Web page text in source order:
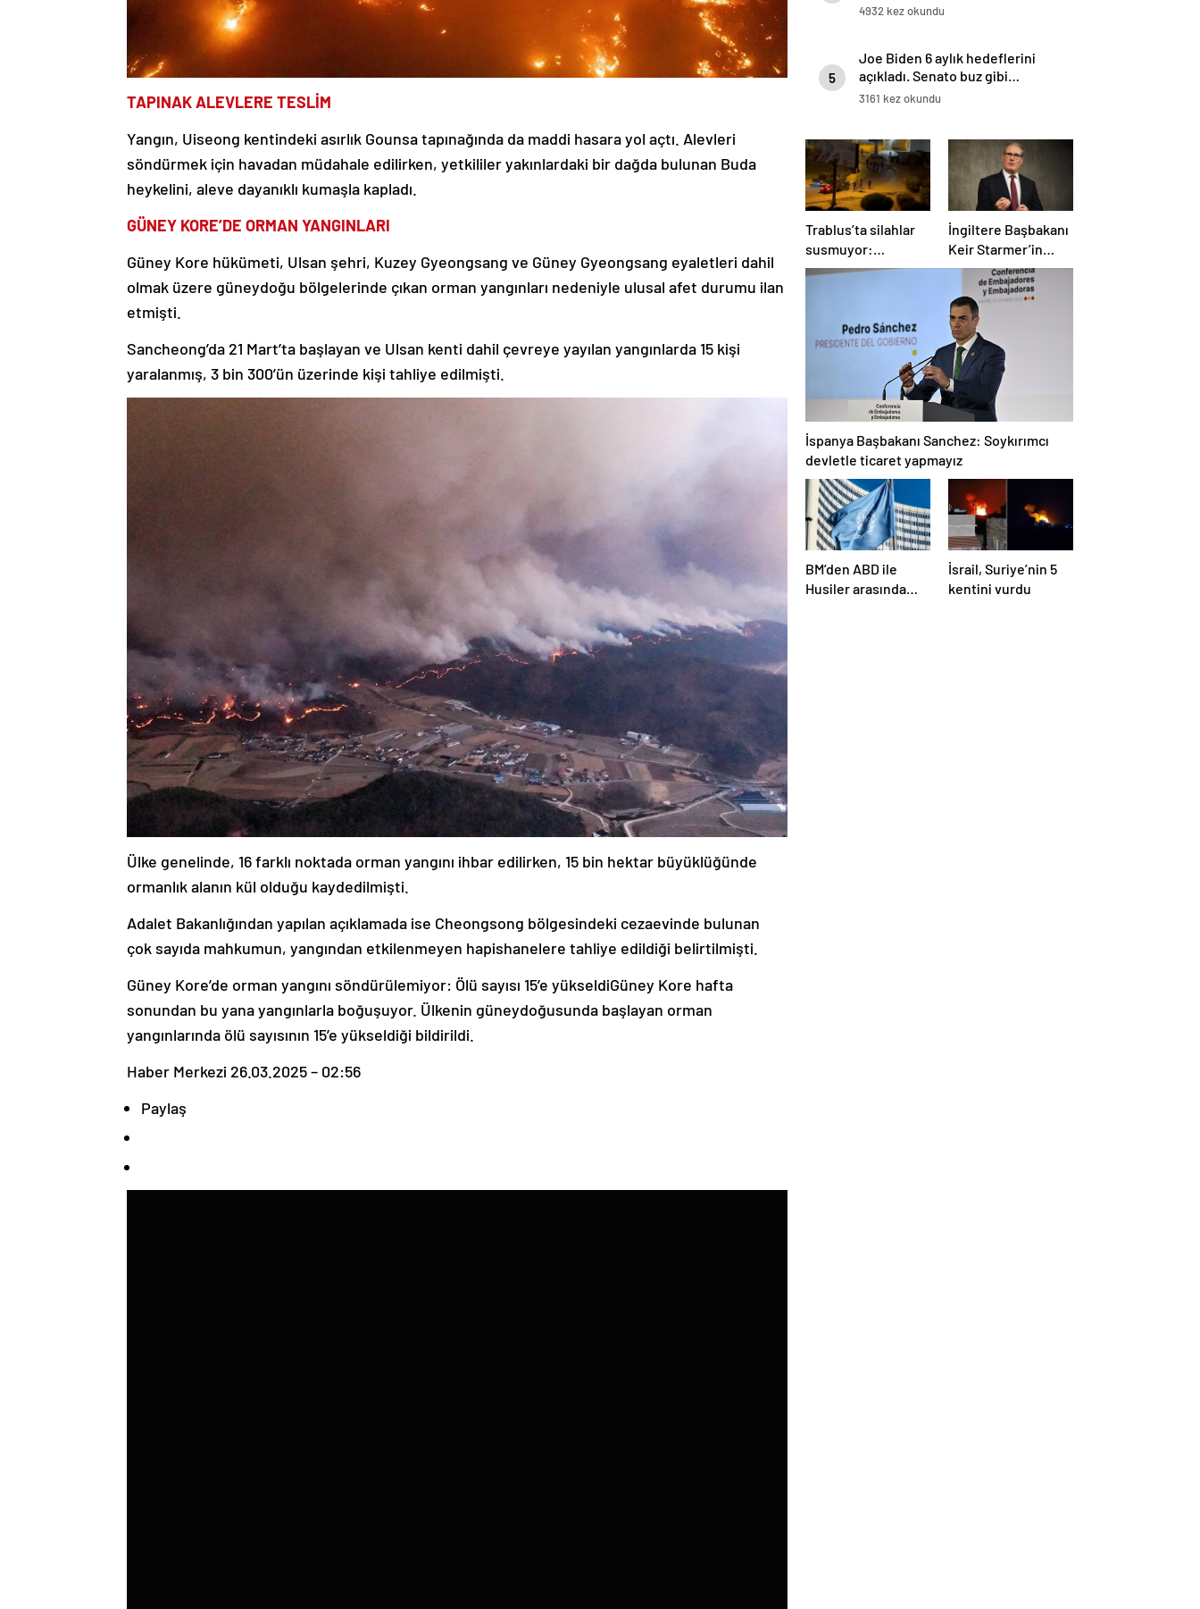
TAPINAK ALEVLERE TESLİM
Yangın, Uiseong kentindeki asırlık Gounsa tapınağında da maddi hasara yol açtı. Alevleri
söndürmek için havadan müdahale edilirken, yetkililer yakınlardaki bir dağda bulunan Buda
heykelini, aleve dayanıklı kumaşla kapladı.
GÜNEY KORE’DE ORMAN YANGINLARI
Güney Kore hükümeti, Ulsan şehri, Kuzey Gyeongsang ve Güney Gyeongsang eyaletleri dahil
olmak üzere güneydoğu bölgelerinde çıkan orman yangınları nedeniyle ulusal afet durumu ilan
etmişti.
Sancheong’da 21 Mart’ta başlayan ve Ulsan kenti dahil çevreye yayılan yangınlarda 15 kişi
yaralanmış, 3 bin 300’ün üzerinde kişi tahliye edilmişti.
Ülke genelinde, 16 farklı noktada orman yangını ihbar edilirken, 15 bin hektar büyüklüğünde
ormanlık alanın kül olduğu kaydedilmişti.
Adalet Bakanlığından yapılan açıklamada ise Cheongsong bölgesindeki cezaevinde bulunan
çok sayıda mahkumun, yangından etkilenmeyen hapishanelere tahliye edildiği belirtilmişti.
Güney Kore’de orman yangını söndürülemiyor: Ölü sayısı 15’e yükseldiGüney Kore hafta
sonundan bu yana yangınlarla boğuşuyor. Ülkenin güneydoğusunda başlayan orman
yangınlarında ölü sayısının 15’e yükseldiği bildirildi.
Haber Merkezi 26.03.2025 – 02:56
Paylaş
4932 kez okundu
5
Joe Biden 6 aylık hedeflerini
açıkladı. Senato buz gibi…
3161 kez okundu
Trablus’ta silahlar
susmuyor:
Çatışmalar
İngiltere Başbakanı
Keir Starmer’in
evinde yangın çıktı
İspanya Başbakanı Sanchez: Soykırımcı
devletle ticaret yapmayız
BM’den ABD ile
Husiler arasında
İsrail, Suriye’nin 5
kentini vurdu